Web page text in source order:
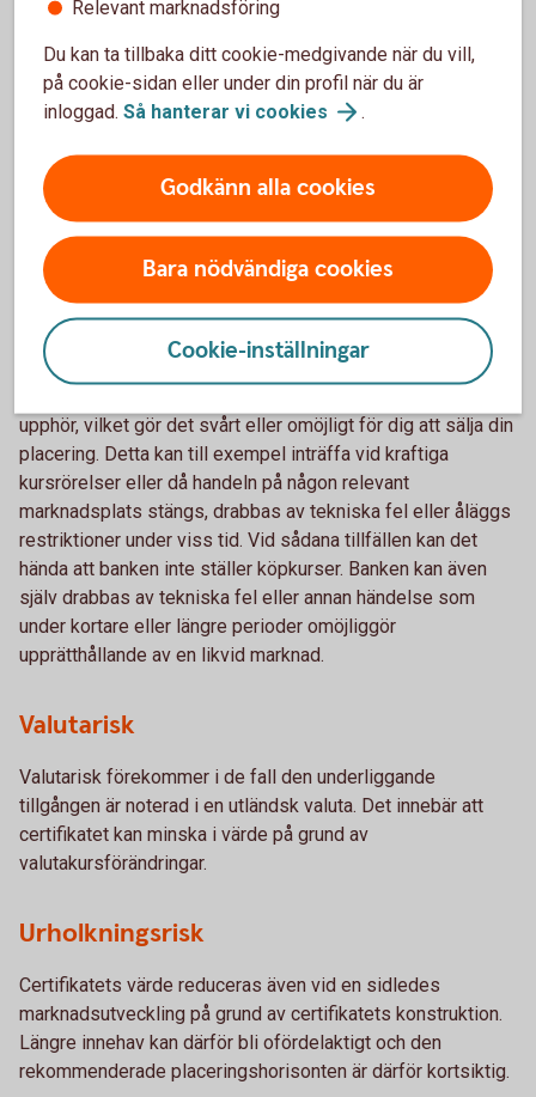
risken att om banken går i konkurs och inte kan fullfölja sina
betal­ningsåtaganden gentemot fordringshavare, skulle du
som placerare riskera att förlora delar av eller hela ditt
placerade belopp. Detta oavsett hur den underlig­gande
kreditrisken på Swedbank är att titta på bankens
kreditbetyg som redovisas på www.swed­
bank.com/investor-relations/debt-investor/rating. En
investering i en Bull & Bear omfattas inte av den statliga
insättningsgarantin.
Likviditetsrisk
upphör, vilket gör det svårt eller omöjligt för dig att sälja din
placering. Detta kan till exempel inträffa vid kraftiga
kursrörelser eller då handeln på någon relevant
marknadsplats stängs, drabbas av tekniska fel eller åläggs
restriktioner under viss tid. Vid sådana tillfällen kan det
hända att banken inte ställer köpkurser. Banken kan även
själv drabbas av tekniska fel eller annan händelse som
under kortare eller längre perioder omöjliggör
upprätthållande av en likvid marknad.
Valutarisk
Valutarisk förekommer i de fall den underliggande
tillgången är noterad i en utländsk valuta. Det innebär att
certifikatet kan minska i värde på grund av
valutakursförändringar.
Urholkningsrisk
Certifikatets värde reduceras även vid en sidledes
marknadsutveckling på grund av certifikatets konstruktion.
Längre innehav kan därför bli ofördelaktigt och den
rekommenderade placeringshorisonten är därför kortsiktig.
Relevant marknadsföring
Du kan ta tillbaka ditt cookie-medgivande när du vill,
på cookie-sidan eller under din profil när du är
inloggad. Så hanterar vi cookies .
Godkänn alla cookies
Bara nödvändiga cookies
Cookie-inställningar